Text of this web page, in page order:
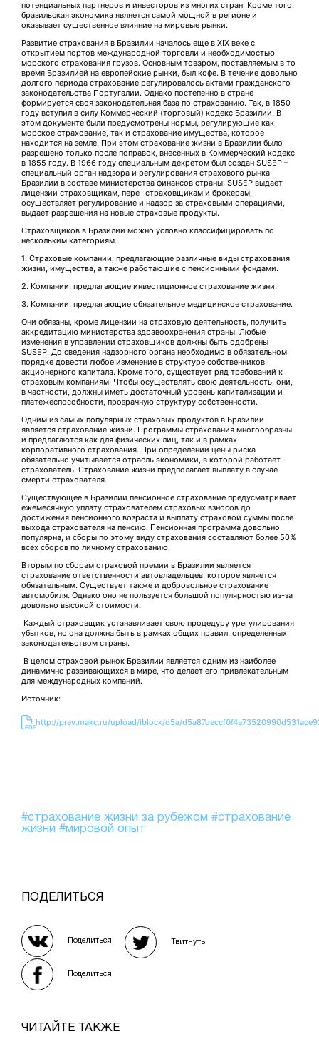
потенциальных партнеров и инвесторов из многих стран. Кроме того,
бразильская экономика является самой мощной в регионе и
оказывает существенное влияние на мировые рынки.
Развитие страхования в Бразилии началось еще в XIX веке с
открытием портов международной торговли и необходимостью
морского страхования грузов. Основным товаром, поставляемым в то
время Бразилией на европейские рынки, был кофе. В течение довольно
долгого периода страхование регулировалось актами гражданского
законодательства Португалии. Однако постепенно в стране
формируется своя законодательная база по страхованию. Так, в 1850
году вступил в силу Коммерческий (торговый) кодекс Бразилии. В
этом документе были предусмотрены нормы, регулирующие как
морское страхование, так и страхование имущества, которое
находится на земле. При этом страхование жизни в Бразилии было
разрешено только после поправок, внесенных в Коммерческий кодекс
в 1855 году. В 1966 году специальным декретом был создан SUSEP –
специальный орган надзора и регулирования страхового рынка
Бразилии в составе министерства финансов страны. SUSEP выдает
лицензии страховщикам, пере- страховщикам и брокерам,
осуществляет регулирование и надзор за страховыми операциями,
выдает разрешения на новые страховые продукты.
Страховщиков в Бразилии можно условно классифицировать по
нескольким категориям.
1. Страховые компании, предлагающие различные виды страхования
жизни, имущества, а также работающие с пенсионными фондами.
2. Компании, предлагающие инвестиционное страхование жизни.
3. Компании, предлагающие обязательное медицинское страхование.
Они обязаны, кроме лицензии на страховую деятельность, получить
аккредитацию министерства здравоохранения страны. Любые
изменения в управлении страховщиков должны быть одобрены
SUSEP. До сведения надзорного органа необходимо в обязательном
порядке довести любое изменение в структуре собственников
акционерного капитала. Кроме того, существует ряд требований к
страховым компаниям. Чтобы осуществлять свою деятельность, они,
в частности, должны иметь достаточный уровень капитализации и
платежеспособности, прозрачную структуру собственности.
Одним из самых популярных страховых продуктов в Бразилии
является страхование жизни. Программы страхования многообразны
и предлагаются как для физических лиц, так и в рамках
корпоративного страхования. При определении цены риска
обязательно учитывается отрасль экономики, в которой работает
страхователь. Страхование жизни предполагает выплату в случае
смерти страхователя.
Существующее в Бразилии пенсионное страхование предусматривает
ежемесячную уплату страхователем страховых взносов до
достижения пенсионного возраста и выплату страховой суммы после
выхода страхователя на пенсию. Пенсионная программа довольно
популярна, и сборы по этому виду страхования составляют более 50%
всех сборов по личному страхованию.
Вторым по сборам страховой премии в Бразилии является
страхование ответственности автовладельцев, которое является
обязательным. Существует также и добровольное страхование
автомобиля. Однако оно не пользуется большой популярностью из-за
довольно высокой стоимости.
Каждый страховщик устанавливает свою процедуру урегулирования
убытков, но она должна быть в рамках общих правил, определенных
законодательством страны.
В целом страховой рынок Бразилии является одним из наиболее
динамично развивающихся в мире, что делает его привлекательным
для международных компаний.
Источник:
http://prev.makc.ru/upload/iblock/d5a/
#страхование жизни за рубежом #страхование
жизни #мировой опыт
ПОДЕЛИТЬСЯ
Поделиться Твитнуть
Поделиться
ЧИТАЙТЕ ТАКЖЕ